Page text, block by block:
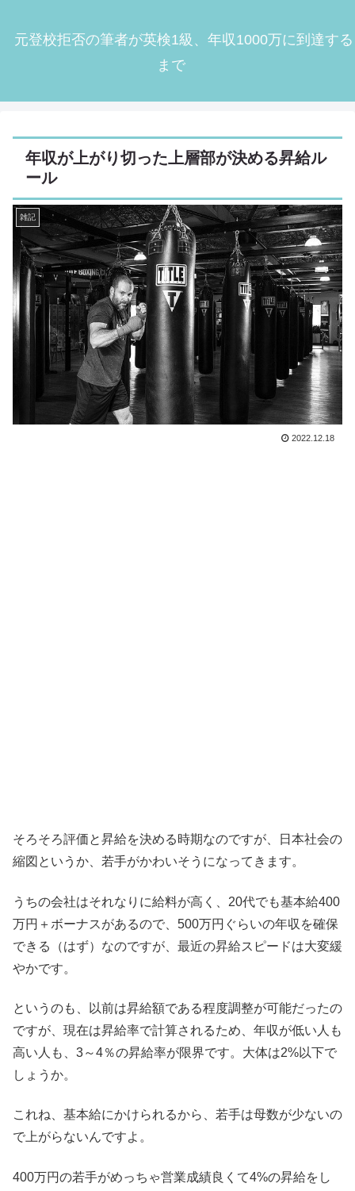
元登校拒否の筆者が英検1級、年収1000万に到達する
まで
年収が上がり切った上層部が決める昇給ル
ール
雑記
2022.12.18
そろそろ評価と昇給を決める時期なのですが、日本社会の
縮図というか、若手がかわいそうになってきます。
うちの会社はそれなりに給料が高く、20代でも基本給400
万円＋ボーナスがあるので、500万円ぐらいの年収を確保
できる（はず）なのですが、最近の昇給スピードは大変緩
やかです。
というのも、以前は昇給額である程度調整が可能だったの
ですが、現在は昇給率で計算されるため、年収が低い人も
高い人も、3～4％の昇給率が限界です。大体は2%以下で
しょうか。
これね、基本給にかけられるから、若手は母数が少ないの
で上がらないんですよ。
400万円の若手がめっちゃ営業成績良くて4%の昇給をし